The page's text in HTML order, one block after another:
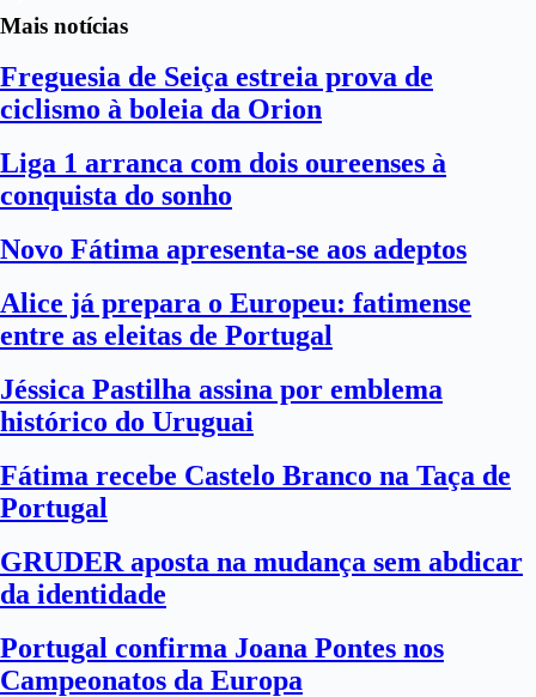
Mais notícias
Freguesia de Seiça estreia prova de
ciclismo à boleia da Orion
Liga 1 arranca com dois oureenses à
conquista do sonho
Novo Fátima apresenta-se aos adeptos
Alice já prepara o Europeu: fatimense
entre as eleitas de Portugal
Jéssica Pastilha assina por emblema
histórico do Uruguai
Fátima recebe Castelo Branco na Taça de
Portugal
GRUDER aposta na mudança sem abdicar
da identidade
Portugal confirma Joana Pontes nos
Campeonatos da Europa